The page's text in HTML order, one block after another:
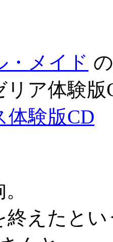
・メイド
リア体験版
体験版CD
終えたと